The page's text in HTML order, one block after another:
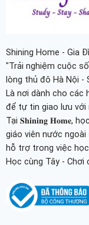
Shining Home - Gia
"Trải nghiệm cuộc
lòng thủ đô Hà Nội -
Là nơi dành cho các
để tự tin giao lưu với
Tại 𝐒𝐡𝐢𝐧𝐢𝐧𝐠 𝐇𝐨𝐦𝐞,
giáo viên nước
hỗ trợ trong việc
Học cùng Tây - Chơi